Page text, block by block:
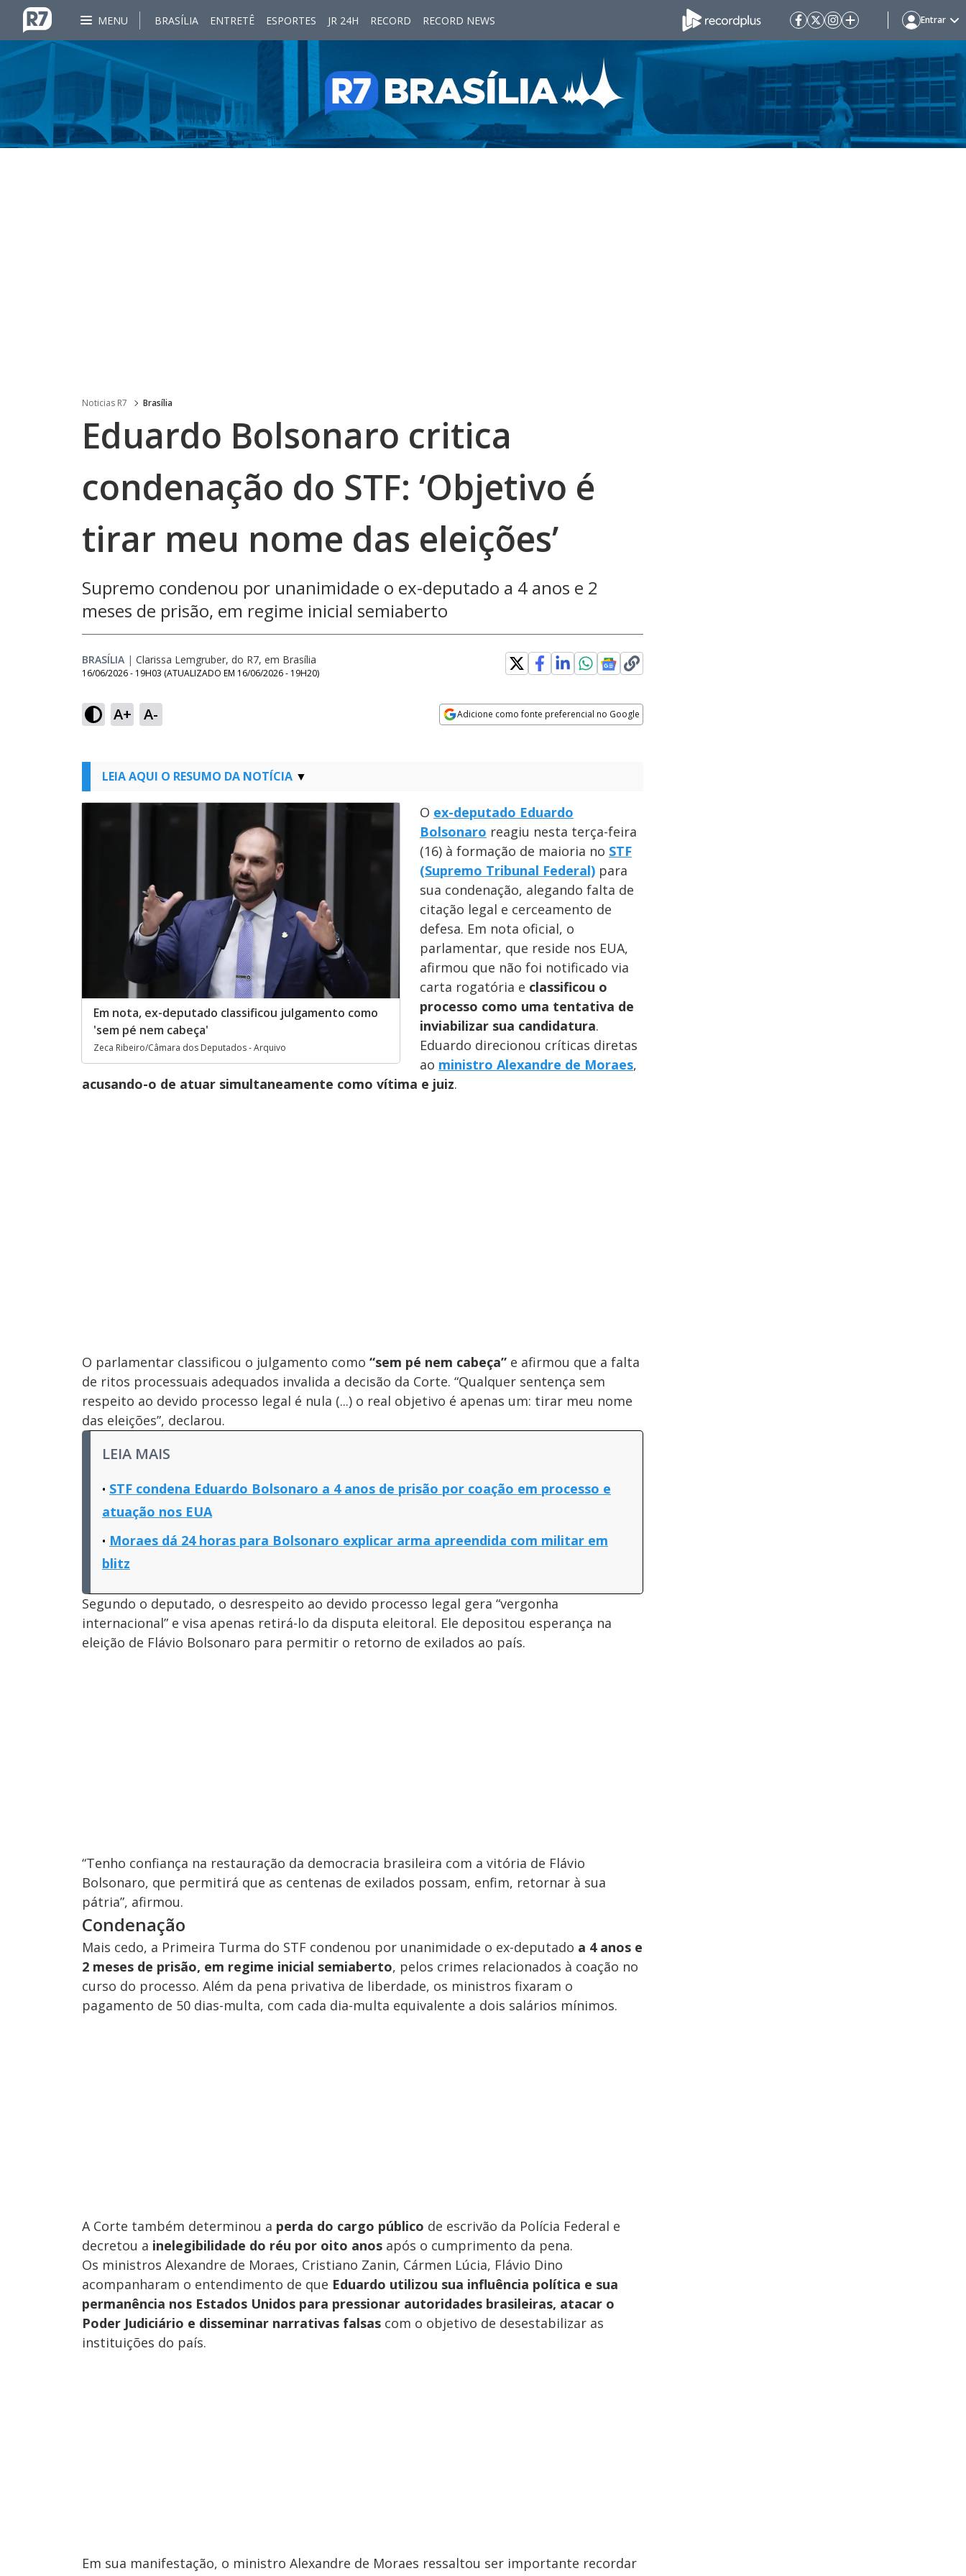
MENU BRASÍLIA ENTRETÊ ESPORTES JR 24H RECORD RECORD NEWS Entrar
Noticias R7 Brasília
Eduardo Bolsonaro critica
condenação do STF: ‘Objetivo é
tirar meu nome das eleições’
Supremo condenou por unanimidade o ex-deputado a 4 anos e 2
meses de prisão, em regime inicial semiaberto
BRASÍLIA | Clarissa Lemgruber, do R7, em Brasília
16/06/2026 - 19H03 (ATUALIZADO EM 16/06/2026 - 19H20)
A+ A- Adicione como fonte preferencial no Google
LEIA AQUI O RESUMO DA NOTÍCIA
Em nota, ex-deputado classificou julgamento como
'sem pé nem cabeça'
Zeca Ribeiro/Câmara dos Deputados - Arquivo
O ex-deputado Eduardo
Bolsonaro reagiu nesta terça-feira
(16) à formação de maioria no STF
(Supremo Tribunal Federal) para
sua condenação, alegando falta de
citação legal e cerceamento de
defesa. Em nota oficial, o
parlamentar, que reside nos EUA,
afirmou que não foi notificado via
carta rogatória e classificou o
processo como uma tentativa de
inviabilizar sua candidatura.
Eduardo direcionou críticas diretas
ao ministro Alexandre de Moraes,
acusando-o de atuar simultaneamente como vítima e juiz.
O parlamentar classificou o julgamento como “sem pé nem cabeça” e afirmou que a falta
de ritos processuais adequados invalida a decisão da Corte. “Qualquer sentença sem
respeito ao devido processo legal é nula (...) o real objetivo é apenas um: tirar meu nome
das eleições”, declarou.
LEIA MAIS
STF condena Eduardo Bolsonaro a 4 anos de prisão por coação em processo e
atuação nos EUA
Moraes dá 24 horas para Bolsonaro explicar arma apreendida com militar em
blitz
Segundo o deputado, o desrespeito ao devido processo legal gera “vergonha
internacional” e visa apenas retirá-lo da disputa eleitoral. Ele depositou esperança na
eleição de Flávio Bolsonaro para permitir o retorno de exilados ao país.
“Tenho confiança na restauração da democracia brasileira com a vitória de Flávio
Bolsonaro, que permitirá que as centenas de exilados possam, enfim, retornar à sua
pátria”, afirmou.
Condenação
Mais cedo, a Primeira Turma do STF condenou por unanimidade o ex-deputado a 4 anos e
2 meses de prisão, em regime inicial semiaberto, pelos crimes relacionados à coação no
curso do processo. Além da pena privativa de liberdade, os ministros fixaram o
pagamento de 50 dias-multa, com cada dia-multa equivalente a dois salários mínimos.
A Corte também determinou a perda do cargo público de escrivão da Polícia Federal e
decretou a inelegibilidade do réu por oito anos após o cumprimento da pena.
Os ministros Alexandre de Moraes, Cristiano Zanin, Cármen Lúcia, Flávio Dino
acompanharam o entendimento de que Eduardo utilizou sua influência política e sua
permanência nos Estados Unidos para pressionar autoridades brasileiras, atacar o
Poder Judiciário e disseminar narrativas falsas com o objetivo de desestabilizar as
instituições do país.
Em sua manifestação, o ministro Alexandre de Moraes ressaltou ser importante recordar